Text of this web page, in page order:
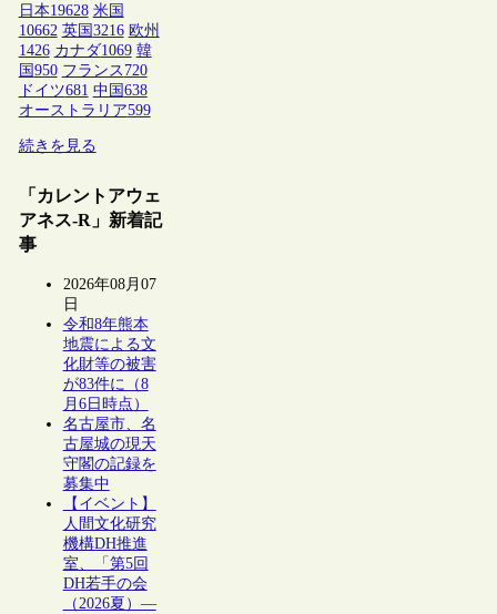
日本19628 米国
10662 英国 3216 欧州
1426 カナダ1069 韓
国 950 フランス 720
ドイツ681 中国 638
オーストラリア599
続きを見る
「カレントアウェ
アネス-R」新着記
事
2026年08月07
日
令和8年熊本
地震による文
化財等の被害
が83件に（8
月6日時点）
名古屋市、名
古屋城の現天
守閣の記録を
募集中
【イベント】
人間文化研究
機構DH推進
室、「第5回
DH若手の会
（2026夏）―